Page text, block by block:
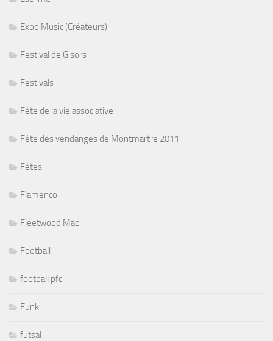
Expo Music (Créateurs)
Festival de Gisors
Festivals
Fête de la vie associative
Fête des vendanges de Montmartre 2011
Fêtes
Flamenco
Fleetwood Mac
Football
football pfc
Funk
futsal